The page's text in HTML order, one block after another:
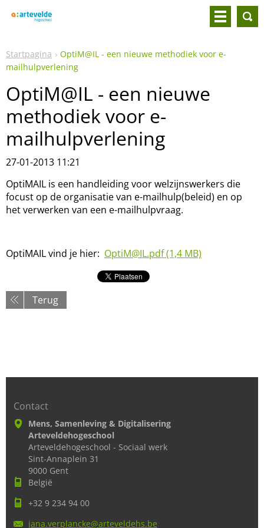
Startpagina
OptiM@IL - een nieuwe methodiek voor e-
mailhulpverlening
OptiM@IL - een nieuwe
methodiek voor e-
mailhulpverlening
27-01-2013 11:21
OptiMAIL is een handleiding voor welzijnswerkers die
focust op de organisatie van e-mailhulp(beleid) en op
het verwerken van een e-mailhulpvraag.
OptiMAIL vind je hier: OptiM@IL.pdf (1,4 MB)
Terug
Contact
Mens, Samenleving & Digitalisering
Arteveldehogeschool
Arteveldehogeschool - Sociaal werk
Sint-Annaplein 31
9000 Gent
België
+32 9 234 94 00
jana.verplancke@arteveldehs.be